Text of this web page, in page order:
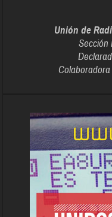
Unión de
Sección